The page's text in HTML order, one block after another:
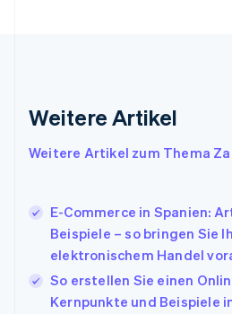
Weitere Artikel
Weitere Artikel zum Thema
E-Commerce in Spanien:
Beispiele – so bringen Sie
elektronischem Handel
So erstellen Sie einen
Kernpunkte und Beispiele
English
Indien
English
Italien
ItalianoEnglish
Japan
Kanada
EnglishFrançais